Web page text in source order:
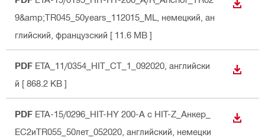
9&amp;TR045_50years_112015_ML , немецкий, ан
глийский, французский [ 11.6 MB ]
PDF ETA_11/0354_HIT_CT_1_092020 , английски
й [ 868.2 KB ]
PDF ETA-15/0296_HIT-HY 200-A с HIT-Z_Анкер_
EC2иTR055_50лет_052020 , английский, немецки